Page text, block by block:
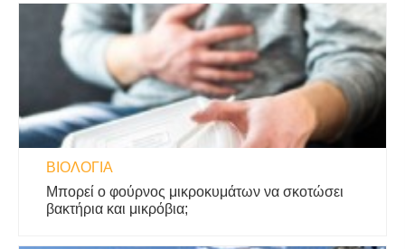
ΒΙΟΛΟΓΊΑ
Μπορεί ο φούρνος μικροκυμάτων να σκοτώσει
βακτήρια και μικρόβια;